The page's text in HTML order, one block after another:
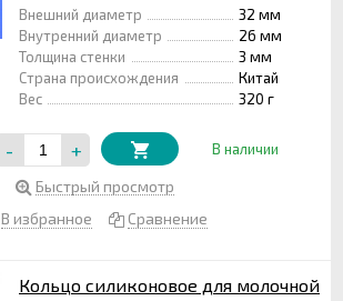
Внешний диаметр
32 мм
Внутренний диаметр
26 мм
Толщина стенки
3 мм
Страна происхождения
Китай
Вес
320 г
- + В наличии
Быстрый просмотр
В избранное
Сравнение
Кольцо силиконовое для молочной